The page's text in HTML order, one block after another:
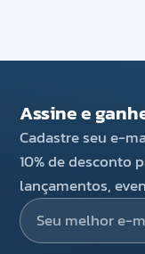
Assine e
Cadastre seu e-
10% de desconto
lançamentos,